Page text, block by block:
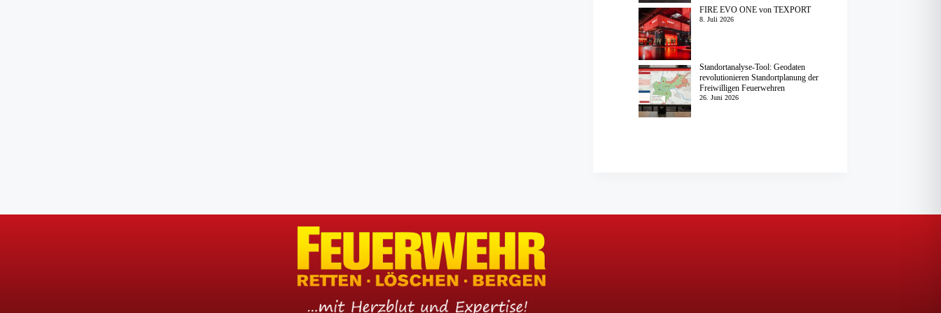
FIRE EVO ONE von TEXPORT
8. Juli 2026
Standortanalyse-Tool: Geodaten
revolutionieren Standortplanung der
Freiwilligen Feuerwehren
26. Juni 2026